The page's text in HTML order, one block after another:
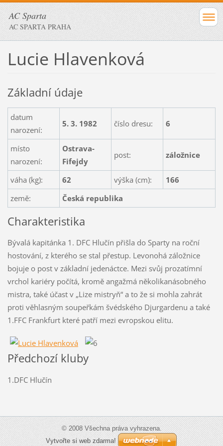
AC Sparta
AC SPARTA PRAHA
Lucie Hlavenková
Základní údaje
datum
narození:
5. 3. 1982 číslo dresu: 6
místo
narození:
Ostrava-
Fifejdy
post: záložnice
váha (kg): 62 výška (cm):
166
země:
Česká republika
Charakteristika
Bývalá kapitánka 1. DFC Hlučín přišla do Sparty na roční
hostování, z kterého se stal přestup. Levonohá záložnice
bojuje o post v základní jedenáctce. Mezi svůj prozatímní
vrchol kariéry počítá, kromě angažmá několikanásobného
mistra, také účast v „Lize mistryň“ a to že si mohla zahrát
proti věhlasným soupeřkám švédského Djurgardenu a také
1.FFC Frankfurt které patří mezi evropskou elitu.
Předchozí kluby
1.DFC Hlučín
© 2008 Všechna práva vyhrazena.
Vytvořte si web zdarma!